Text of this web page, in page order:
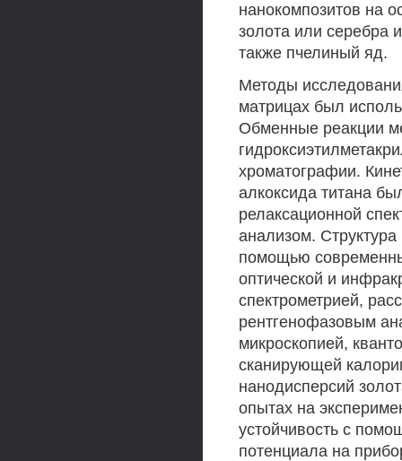
нанокомпозитов на
золота или серебра
также пчелиный яд.
Методы
матрицах был
Обменные реакции
хроматографии.
алкоксида титана
релаксационной
анализом.
помощью
оптической и
спектрометрией,
рентгенофазовым
микроскопией,
сканирующей
нанодисперсий
опытах на
устойчивость с
потенциала на